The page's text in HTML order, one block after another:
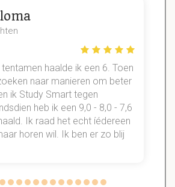
haalde ik een 6. Toen
naar manieren om beter
ik Study Smart tegen
heb ik een 9,0 - 8,0 - 7,6
Ik raad het echt íédereen
horen wil. Ik ben er zo blij